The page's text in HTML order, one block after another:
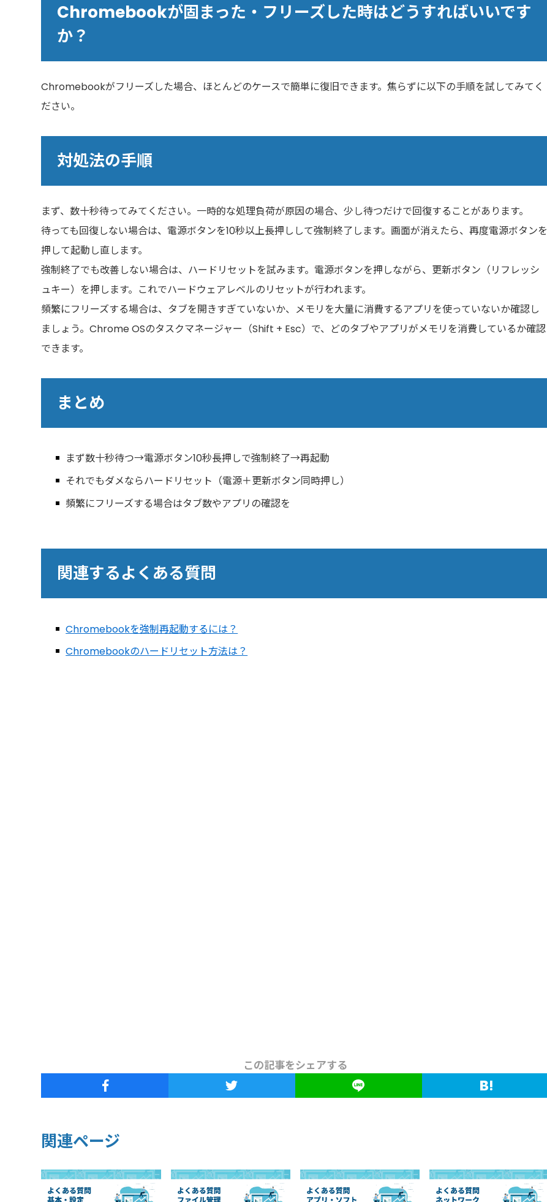
Chromebookが固まった・フリーズした時はどうすればいいです
か？
Chromebookがフリーズした場合、ほとんどのケースで簡単に復旧できます。焦らずに以下の手順を試してみてく
ださい。
対処法の手順
まず、数十秒待ってみてください。一時的な処理負荷が原因の場合、少し待つだけで回復することがあります。
待っても回復しない場合は、電源ボタンを10秒以上長押しして強制終了します。画面が消えたら、再度電源ボタンを
押して起動し直します。
強制終了でも改善しない場合は、ハードリセットを試みます。電源ボタンを押しながら、更新ボタン（リフレッシ
ュキー）を押します。これでハードウェアレベルのリセットが行われます。
頻繁にフリーズする場合は、タブを開きすぎていないか、メモリを大量に消費するアプリを使っていないか確認し
ましょう。Chrome OSのタスクマネージャー（Shift + Esc）で、どのタブやアプリがメモリを消費しているか確認
できます。
まとめ
まず数十秒待つ→電源ボタン10秒長押しで強制終了→再起動
それでもダメならハードリセット（電源＋更新ボタン同時押し）
頻繁にフリーズする場合はタブ数やアプリの確認を
関連するよくある質問
Chromebookを強制再起動するには？
Chromebookのハードリセット方法は？
この記事をシェアする
関連ページ